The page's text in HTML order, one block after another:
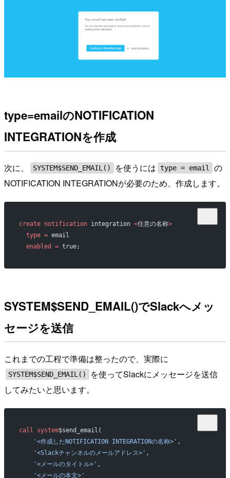
type=emailのNOTIFICATION
INTEGRATIONを作成
次に、 SYSTEM$SEND_EMAIL() を使うには type = email
の
NOTIFICATION INTEGRATIONが必要のため、作成します。
create notification integration <任意の名称>
  type
= email
  enabled
= true;
SYSTEM$SEND_EMAIL()でSlackへメッ
セージを送信
これまでの工程で準備は整ったので、実際に
SYSTEM$SEND_EMAIL()
を使ってSlackにメッセージを送信
してみたいと思います。
call system$send_email(
    '<作成したNOTIFICATION INTEGRATIONの名称>'
,
    '<Slackチャンネルのメールアドレス>'
,
    '<メールのタイトル>'
,
    '<メールの本文>'